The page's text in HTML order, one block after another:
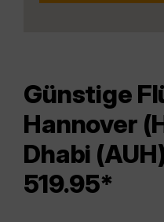
Günstige
Hannover
Dhabi
519.95*